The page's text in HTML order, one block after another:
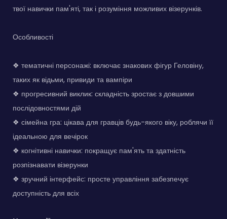
твої навички пам'яті, так і розуміння можливих візерунків.
Особливості
❖ тематичні персонажі: включає знакових фігур Геловіну,
таких як відьми, привиди та вампіри
❖ прогресивний виклик: складність зростає з довшими
послідовностями дій
❖ сімейна гра: цікава для гравців будь-якого віку, роблячи її
ідеальною для вечірок
❖ когнітивні навички: покращує пам'ять та здатність
розпізнавати візерунки
❖ зручний інтерфейс: просте управління забезпечує
доступність для всіх